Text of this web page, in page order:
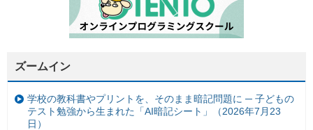
ズームイン
学校の教科書やプリントを、そのまま暗記問題に ─ 子どもの
テスト勉強から生まれた「AI暗記シート」（2026年7月23
日）